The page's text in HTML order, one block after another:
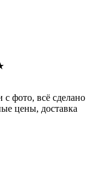
фото, всё сделано
цены, доставка